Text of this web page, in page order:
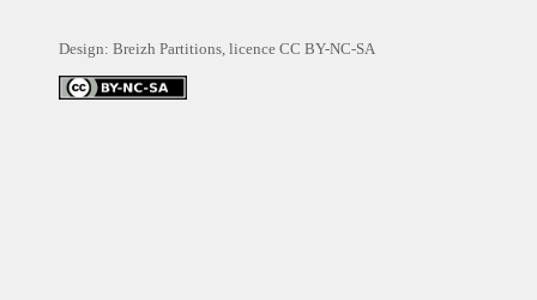
Design: Breizh Partitions, licence CC BY-NC-SA